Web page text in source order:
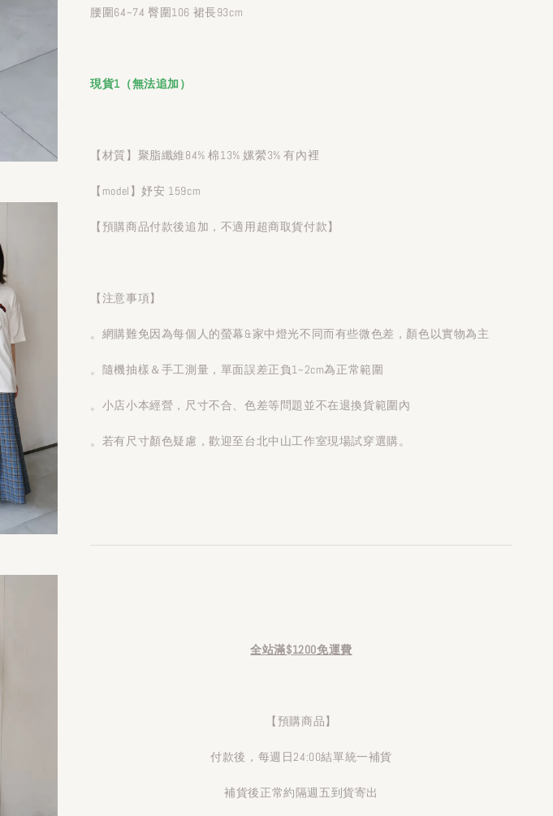
腰圍64~74 臀圍106 裙長93cm
現貨1（無法追加）
【材質】聚脂纖維84% 棉13% 嫘縈3% 有內裡
【model】妤安 159cm
【預購商品付款後追加，不適用超商取貨付款】
【注意事項】
。網購難免因為每個人的螢幕&家中燈光不同而有些微色差，顏色以實物為主
。隨機抽樣＆手工測量，單面誤差正負1~2cm為正常範圍
。小店小本經營，尺寸不合、色差等問題並不在退換貨範圍內
。若有尺寸顏色疑慮，歡迎至台北中山工作室現場試穿選購。
全站滿$1200免運費
【預購商品】
付款後，每週日24:00結單統一補貨
補貨後正常約隔週五到貨寄出